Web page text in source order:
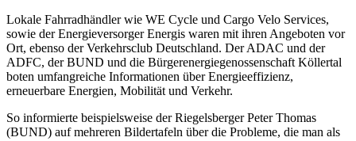
Lokale Fahrradhändler wie WE Cycle und Cargo Velo Services,
sowie der Energieversorger Energis waren mit ihren Angeboten vor
Ort, ebenso der Verkehrsclub Deutschland. Der ADAC und der
ADFC, der BUND und die Bürgerenergiegenossenschaft Köllertal
boten umfangreiche Informationen über Energieeffizienz,
erneuerbare Energien, Mobilität und Verkehr.
So informierte beispielsweise der Riegelsberger Peter Thomas
(BUND) auf mehreren Bildertafeln über die Probleme, die man als